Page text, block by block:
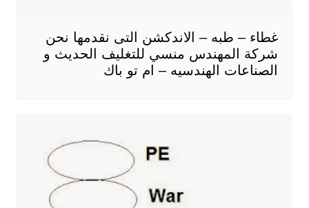
غطاء – طبه – الاندكشن التى نقدمها نحن
شركة المهندس منسي للتغليف الحديث و
الصناعات الهندسيه – ام تو باك